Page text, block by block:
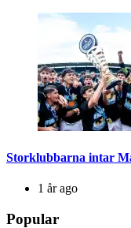
Storklubbarna intar
1 år ago
Popular